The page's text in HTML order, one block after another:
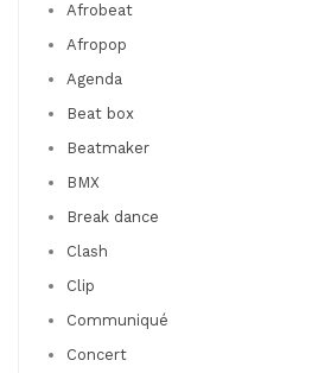
Afrobeat
Afropop
Agenda
Beat box
Beatmaker
BMX
Break dance
Clash
Clip
Communiqué
Concert